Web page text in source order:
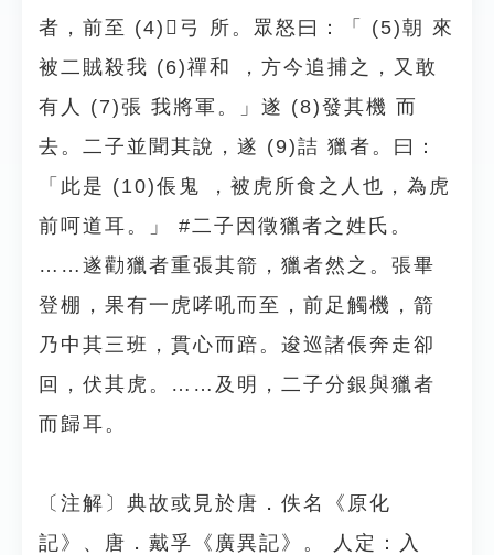
者，前至 (4)弓 所。眾怒曰：「 (5)朝 來
被二賊殺我 (6)禪和 ，方今追捕之，又敢
有人 (7)張 我將軍。」遂 (8)發其機 而
去。二子並聞其說，遂 (9)詰 獵者。曰：
「此是 (10)倀鬼 ，被虎所食之人也，為虎
前呵道耳。」 #二子因徵獵者之姓氏。
……遂勸獵者重張其箭，獵者然之。張畢
登棚，果有一虎哮吼而至，前足觸機，箭
乃中其三班，貫心而踣。逡巡諸倀奔走卻
回，伏其虎。……及明，二子分銀與獵者
而歸耳。
〔注解〕典故或見於唐．佚名《原化
記》、唐．戴孚《廣異記》。 人定：入